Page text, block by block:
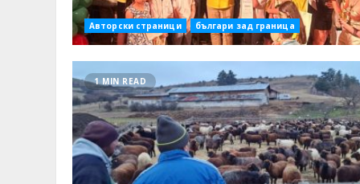
Авторски страници българи зад граница
1 MIN READ